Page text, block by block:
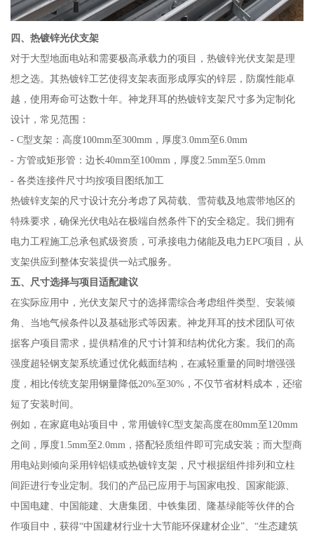
四、热镀锌光伏支架
对于大型地面电站和需要极高承载力的项目，热镀锌光伏支架是理
想之选。其热镀锌工艺使得支架表面形成厚实的锌层，防腐性能卓
越，使用寿命可达数十年。神龙拜耳的热镀锌支架尺寸多为定制化
设计，常见范围：
- C型支架：高度100mm至300mm，厚度3.0mm至6.0mm
- 方管或矩形管：边长40mm至100mm，厚度2.5mm至5.0mm
- 各类连接件尺寸均按项目图纸加工
热镀锌支架的尺寸设计充分考虑了风荷载、雪荷载及地震带地区的
特殊要求，确保光伏电站在极端自然条件下的安全稳定。我们拥有
电力工程施工总承包贰级资质，可承接电力储能及电力EPC项目，从
支架供应到整体安装提供一站式服务。
五、尺寸选择与项目适配建议
在实际应用中，光伏支架尺寸的选择需综合考虑组件类型、安装倾
角、当地气候条件以及基础形式等因素。神龙拜耳的技术团队可依
据客户项目需求，提供精准的尺寸计算和结构优化方案。我们的高
强度超轻钢支架系统通过优化截面结构，在减轻重量的同时增强强
度，相比传统支架用钢量降低20%至30%，不仅节省材料成本，还缩
短了安装时间。
例如，在家庭电站项目中，常用镀锌C型支架高度在80mm至120mm
之间，厚度1.5mm至2.0mm，搭配轻质组件即可完成安装；而大型商
用电站则倾向采用锌铝镁或热镀锌支架，尺寸根据组件排列和立柱
间距进行专业定制。我们的产品已应用于与国家电投、国家能源、
中国电建、中国能建、大唐集团、中铁集团、隆基绿能等伙伴的合
作项目中，获得“中国建材行业十大节能环保建材企业”、“生态建筑